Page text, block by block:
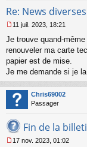
Re: News diverses
e
s
s
a
g
n
o
l
u
11 juil. 2023, 18:21
Je trouve quand-
renouveler ma carte
papier est de mise.
Je me demande si je
Chris69002
Passager
Fin de la
17 nov. 2023, 01:02